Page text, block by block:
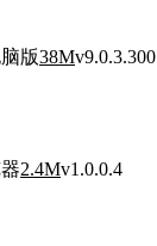
版38Mv9.0.3.300
2.4Mv1.0.0.4